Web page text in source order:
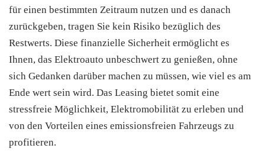
für einen bestimmten Zeitraum nutzen und es danach
zurückgeben, tragen Sie kein Risiko bezüglich des
Restwerts. Diese finanzielle Sicherheit ermöglicht es
Ihnen, das Elektroauto unbeschwert zu genießen, ohne
sich Gedanken darüber machen zu müssen, wie viel es am
Ende wert sein wird. Das Leasing bietet somit eine
stressfreie Möglichkeit, Elektromobilität zu erleben und
von den Vorteilen eines emissionsfreien Fahrzeugs zu
profitieren.